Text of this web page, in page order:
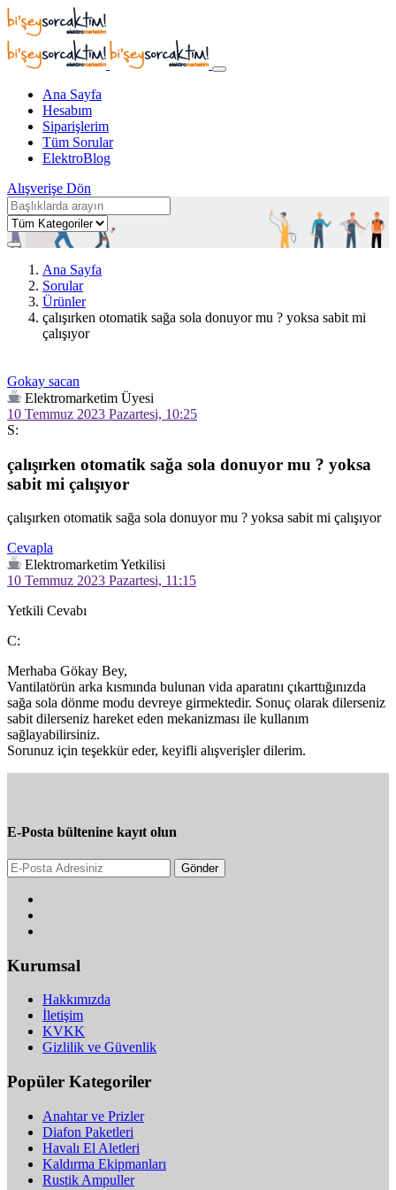
Ana Sayfa
Hesabım
Siparişlerim
Tüm Sorular
ElektroBlog
Alışverişe Dön
Ana Sayfa
Sorular
Ürünler
çalışırken otomatik sağa sola donuyor mu ? yoksa sabit mi
çalışıyor
Gokay sacan
Elektromarketim Üyesi
10 Temmuz 2023 Pazartesi, 10:25
S:
çalışırken otomatik sağa sola donuyor mu ? yoksa
sabit mi çalışıyor
çalışırken otomatik sağa sola donuyor mu ? yoksa sabit mi çalışıyor
Cevapla
Elektromarketim Yetkilisi
10 Temmuz 2023 Pazartesi, 11:15
Yetkili Cevabı
C:
Merhaba Gökay Bey,
Vantilatörün arka kısmında bulunan vida aparatını çıkarttığınızda
sağa sola dönme modu devreye girmektedir. Sonuç olarak dilerseniz
sabit dilerseniz hareket eden mekanizması ile kullanım
sağlayabilirsiniz.
Sorunuz için teşekkür eder, keyifli alışverişler dilerim.
E-Posta bültenine kayıt olun
Gönder
Kurumsal
Hakkımızda
İletişim
KVKK
Gizlilik ve Güvenlik
Popüler Kategoriler
Anahtar ve Prizler
Diafon Paketleri
Havalı El Aletleri
Kaldırma Ekipmanları
Rustik Ampuller